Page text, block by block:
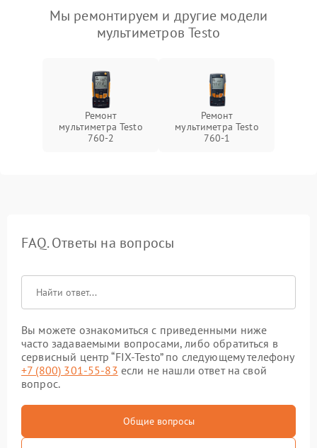
Мы ремонтируем и другие модели
мультиметров Testo
Ремонт
мультиметра Testo
760-2
Ремонт
мультиметра Testo
760-1
FAQ. Ответы на вопросы
Вы можете ознакомиться с приведенными ниже
часто задаваемыми вопросами, либо обратиться в
сервисный центр “FIX-Testo” по следующему телефону
+7 (800) 301-55-83 если не нашли ответ на свой
вопрос.
Общие вопросы